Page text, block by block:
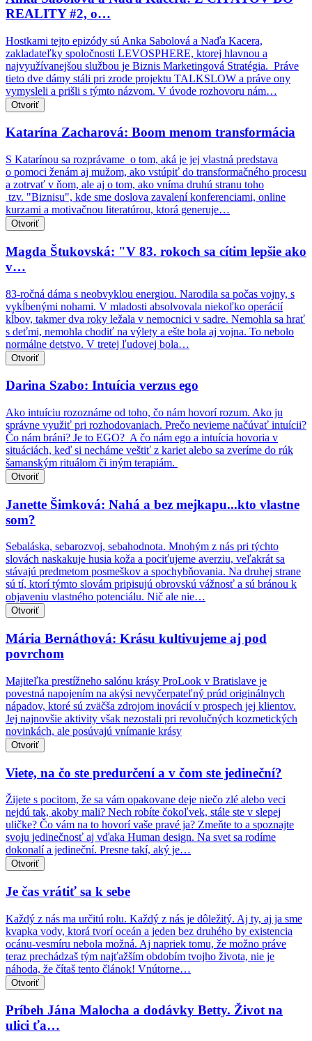
REALITY #2, o…
Hostkami tejto epizódy sú Anka Sabolová a Naďa Kacera,
zakladateľky spoločnosti LEVOSPHERE, ktorej hlavnou a
najvyužívanejšou službou je Biznis Marketingová Stratégia. Práve
tieto dve dámy stáli pri zrode projektu TALKSLOW a práve ony
vymysleli a prišli s týmto názvom. V úvode rozhovoru nám…
Otvoriť
Katarína Zacharová: Boom menom transformácia
S Katarínou sa rozprávame o tom, aká je jej vlastná predstava
o pomoci ženám aj mužom, ako vstúpiť do transformačného procesu
a zotrvať v ňom, ale aj o tom, ako vníma druhú stranu toho
tzv. "Biznisu", kde sme doslova zavalení konferenciami, online
kurzami a motivačnou literatúrou, ktorá generuje…
Otvoriť
Magda Štukovská: "V 83. rokoch sa cítim lepšie ako
v…
83-ročná dáma s neobvyklou energiou. Narodila sa počas vojny, s
vykĺbenými nohami. V mladosti absolvovala niekoľko operácií
kĺbov, takmer dva roky ležala v nemocnici v sadre. Nemohla sa hrať
s deťmi, nemohla chodiť na výlety a ešte bola aj vojna. To nebolo
normálne detstvo. V tretej ľudovej bola…
Otvoriť
Darina Szabo: Intuícia verzus ego
Ako intuíciu rozoznáme od toho, čo nám hovorí rozum. Ako ju
správne využiť pri rozhodovaniach. Prečo nevieme načúvať intuícii?
Čo nám bráni? Je to EGO? A čo nám ego a intuícia hovoria v
situáciách, keď si necháme veštiť z kariet alebo sa zveríme do rúk
šamanským rituálom či iným terapiám.
Otvoriť
Janette Šimková: Nahá a bez mejkapu...kto vlastne
som?
Sebaláska, sebarozvoj, sebahodnota. Mnohým z nás pri týchto
slovách naskakuje husia koža a pociťujeme averziu, veľakrát sa
stávajú predmetom posmeškov a spochybňovania. Na druhej strane
sú tí, ktorí týmto slovám pripisujú obrovskú vážnosť a sú bránou k
objaveniu vlastného potenciálu. Nič ale nie…
Otvoriť
Mária Bernáthová: Krásu kultivujeme aj pod
povrchom
Majiteľka prestížneho salónu krásy ProLook v Bratislave je
povestná napojením na akýsi nevyčerpateľný prúd originálnych
nápadov, ktoré sú zväčša zdrojom inovácií v prospech jej klientov.
Jej najnovšie aktivity však nezostali pri revolučných kozmetických
novinkách, ale posúvajú vnímanie krásy
Otvoriť
Viete, na čo ste predurčení a v čom ste jedineční?
Žijete s pocitom, že sa vám opakovane deje niečo zlé alebo veci
nejdú tak, akoby mali? Nech robíte čokoľvek, stále ste v slepej
uličke? Čo vám na to hovorí vaše pravé ja? Zmeňte to a spoznajte
svoju jedinečnosť aj vďaka Human design. Na svet sa rodíme
dokonalí a jedineční. Presne takí, aký je…
Otvoriť
Je čas vrátiť sa k sebe
Každý z nás ma určitú rolu. Každý z nás je dôležitý. Aj ty, aj ja sme
kvapka vody, ktorá tvorí oceán a jeden bez druhého by existencia
ocánu-vesmíru nebola možná. Aj napriek tomu, že možno práve
teraz prechádzaš tým najťažším obdobím tvojho života, nie je
náhoda, že čítaš tento článok! Vnútorne…
Otvoriť
Príbeh Jána Malocha a dodávky Betty. Život na
ulici ťa…